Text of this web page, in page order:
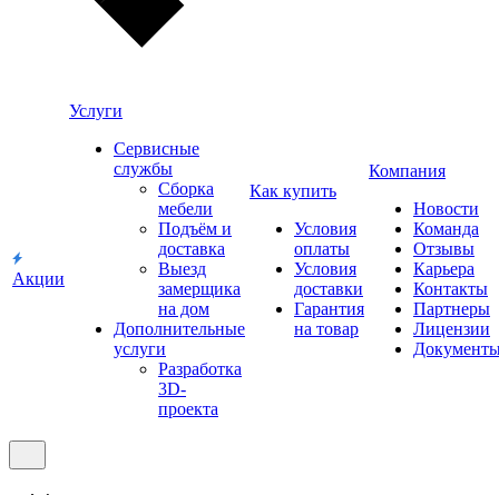
Акции
Услуги
Сервисные
службы
Сборка
мебели
Подъём и
доставка
Выезд
замерщика
на дом
Дополнительные
услуги
Разработка
3D-
проекта
Как купить
Условия
оплаты
Условия
доставки
Гарантия
на товар
Компания
Новости
Команда
Отзывы
Карьера
Контакты
Партнеры
Лицензии